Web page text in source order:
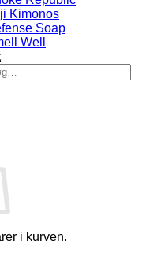
Kimonos
Soap
Well
i kurven.